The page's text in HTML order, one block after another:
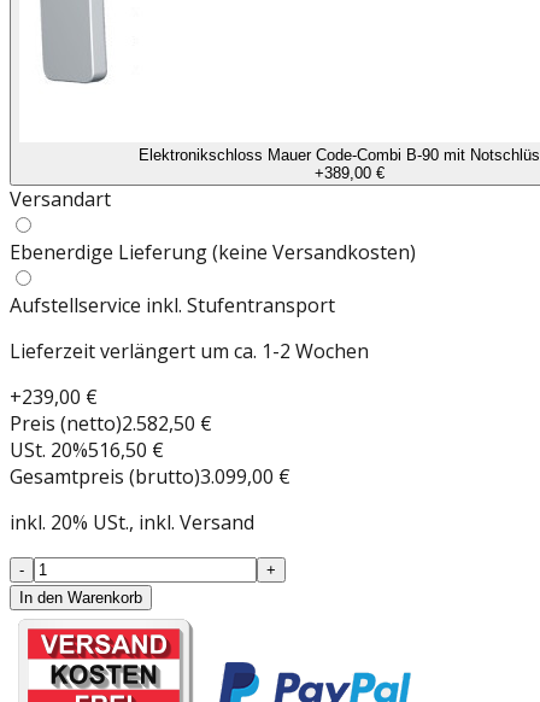
Elektronikschloss Mauer Code-Combi B-90 mit
+389,00 €
Versandart
Ebenerdige Lieferung (keine Versandkosten)
Aufstellservice inkl. Stufentransport
Lieferzeit verlängert um ca. 1-2 Wochen
+239,00 €
Preis (netto)2.582,50 €
USt. 20%516,50 €
Gesamtpreis (brutto)3.099,00 €
inkl. 20% USt., inkl. Versand
-
+
In den Warenkorb